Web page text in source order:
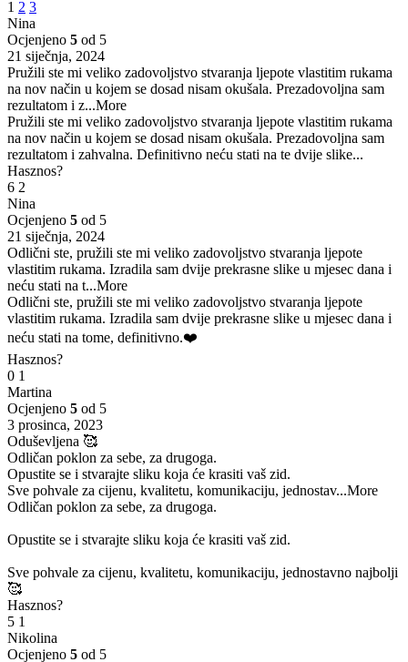
1 2 3
Nina
Ocjenjeno 5 od 5
21 siječnja, 2024
Pružili ste mi veliko zadovoljstvo stvaranja ljepote vlastitim rukama
na nov način u kojem se dosad nisam okušala. Prezadovoljna sam
rezultatom i z...More
Pružili ste mi veliko zadovoljstvo stvaranja ljepote vlastitim rukama
na nov način u kojem se dosad nisam okušala. Prezadovoljna sam
rezultatom i zahvalna. Definitivno neću stati na te dvije slike...
Hasznos?
6 2
Nina
Ocjenjeno 5 od 5
21 siječnja, 2024
Odlični ste, pružili ste mi veliko zadovoljstvo stvaranja ljepote
vlastitim rukama. Izradila sam dvije prekrasne slike u mjesec dana i
neću stati na t...More
Odlični ste, pružili ste mi veliko zadovoljstvo stvaranja ljepote
vlastitim rukama. Izradila sam dvije prekrasne slike u mjesec dana i
neću stati na tome, definitivno.❤️
Hasznos?
0 1
Martina
Ocjenjeno 5 od 5
3 prosinca, 2023
Oduševljena 🥰
Odličan poklon za sebe, za drugoga.
Opustite se i stvarajte sliku koja će krasiti vaš zid.
Sve pohvale za cijenu, kvalitetu, komunikaciju, jednostav...More
Odličan poklon za sebe, za drugoga.
Opustite se i stvarajte sliku koja će krasiti vaš zid.
Sve pohvale za cijenu, kvalitetu, komunikaciju, jednostavno najbolji
🥰
Hasznos?
5 1
Nikolina
Ocjenjeno 5 od 5